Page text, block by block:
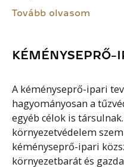
Tovább olvasom
KÉMÉNYSEPRŐ-
A kéményseprő-ipari
hagyományosan a
egyéb célok is
környezetvédelem
kéményseprő-ipari
környezetbarát és